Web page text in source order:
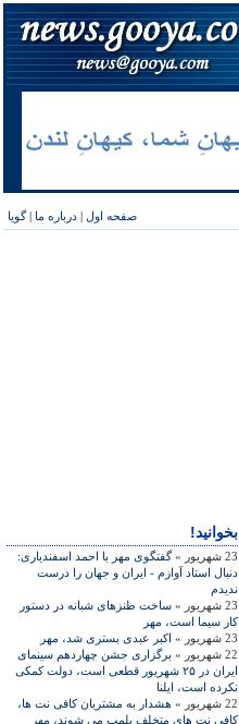
صفحه اول | درباره ما |گویا
بخوانید!
23 شهریور »
گفتگوی مهر با احمد اسفندیاری:
دنبال استاد آوازم - ایران و جهان را درست
ندیدم
23 شهریور »
ساخت طنزهای شبانه در دستور
کار سیما است، مهر
23 شهریور »
اکبر عبدی بستری شد، مهر
22 شهریور »
برگزاری جشن چهاردهم سينمای
ايران در ۲۵ شهريور قطعی است، دولت کمکی
نکرده است، ايلنا
22 شهریور »
هشدار به مشتريان کافی نت ها،
کافی نت‌ های متخلف پلمپ می شوند، مهر